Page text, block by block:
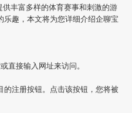
丰富多样的体育赛事和刺激的游
乐趣，本文将为您详细介绍企聊宝
直接输入网址来访问。
注册按钮。点击该按钮，您将被